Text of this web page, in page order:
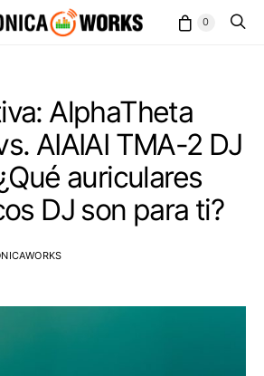
0
AlphaTheta
AIAIAI TMA-2 DJ
auriculares
DJ son para ti?